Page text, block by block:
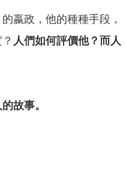
嬴政，他的種種手段，
人們如何評價他？而人
故事。